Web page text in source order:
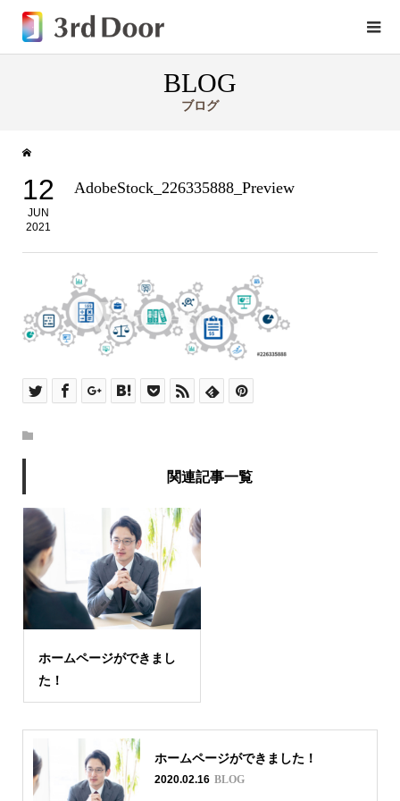
BLOG
ブログ
12
JUN
2021
AdobeStock_226335888_Preview
関連記事一覧
ホームページができまし
た！
ホームページができました！
2020.02.16 BLOG